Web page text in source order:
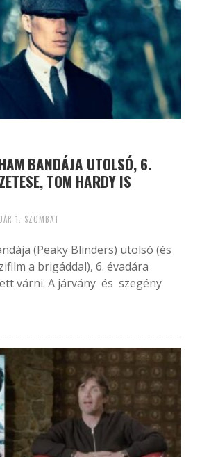
BANDÁJA UTOLSÓ, 6.
TOM HARDY IS
1. SZOMBAT
(Peaky Blinders) utolsó (és
a brigáddal), 6. évadára
várni. A járvány és szegény